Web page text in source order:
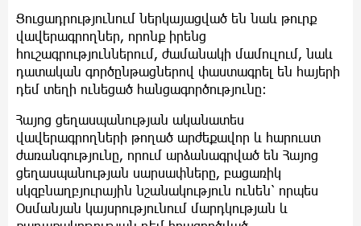
Ցուցադրությունում ներկայացված են նաև թուրք
վավերագրողներ, որոնք իրենց
հուշագրություններում, ժամանակի մամուլում, նաև
դատական գործընթացներով փաստագրել են հայերի
դեմ տեղի ունեցած հանցագործությունը:
Հայոց ցեղասպանության ականատես
վավերագրողների թողած արժեքավոր և հարուստ
ժառանգությունը, որում արձանագրված են Հայոց
ցեղասպանության սարսափները, բացառիկ
սկզբնաղբյուրային նշանակություն ունեն՝ որպես
Օսմանյան կայսրությունում մարդկության և